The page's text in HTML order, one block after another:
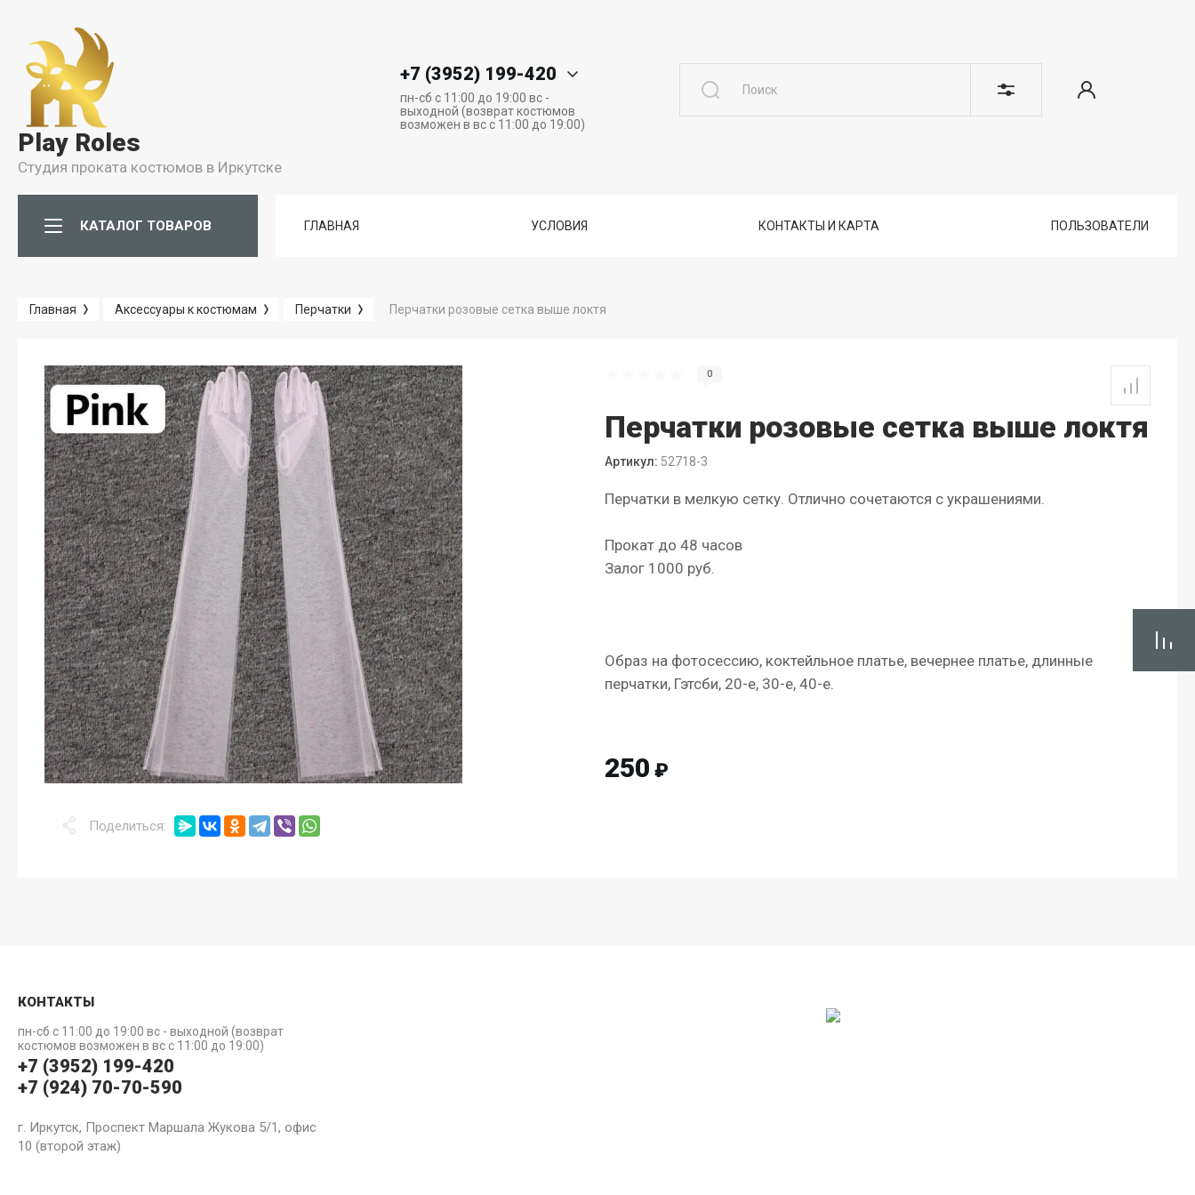
Условия
Условия Бронирования
Условия проката
Play Roles
Студия проката костюмов в Иркутске
+7 (3952) 199-420
пн-сб с 11:00 до 19:00 вс -
выходной (возврат костюмов
возможен в вс с 11:00 до 19:00)
КАТАЛОГ ТОВАРОВ ГЛАВНАЯ УСЛОВИЯ КОНТАКТЫ И КАРТА ПОЛЬЗОВАТЕЛИ
Главная Аксессуары к костюмам Перчатки Перчатки розовые сетка выше локтя
0
Перчатки розовые сетка выше локтя
Артикул: 52718-3
Перчатки в мелкую сетку. Отлично сочетаются с украшениями.
Прокат до 48 часов
Залог 1000 руб.
Образ на фотосессию, коктейльное платье, вечернее платье, длинные
перчатки, Гэтсби, 20-е, 30-е, 40-е.
250 ₽
Поделиться:
КОНТАКТЫ
пн-сб с 11:00 до 19:00 вс - выходной (возврат
костюмов возможен в вс с 11:00 до 19:00)
+7 (3952) 199-420
+7 (924) 70-70-590
г. Иркутск, Проспект Маршала Жукова 5/1, офис
10 (второй этаж)